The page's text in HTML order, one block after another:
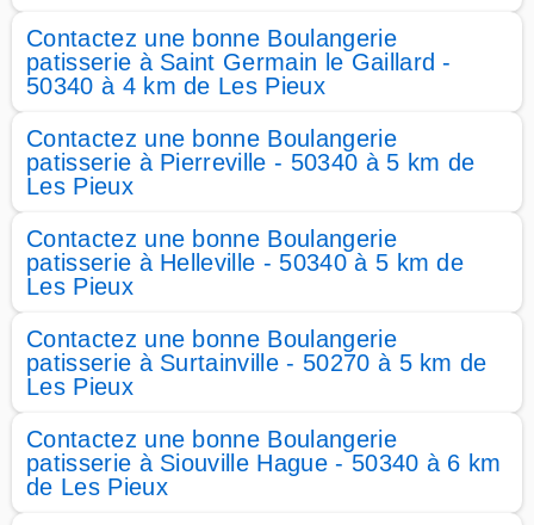
Contactez une bonne Boulangerie
patisserie à Saint Germain le Gaillard -
50340 à 4 km de Les Pieux
Contactez une bonne Boulangerie
patisserie à Pierreville - 50340 à 5 km de
Les Pieux
Contactez une bonne Boulangerie
patisserie à Helleville - 50340 à 5 km de
Les Pieux
Contactez une bonne Boulangerie
patisserie à Surtainville - 50270 à 5 km de
Les Pieux
Contactez une bonne Boulangerie
patisserie à Siouville Hague - 50340 à 6 km
de Les Pieux